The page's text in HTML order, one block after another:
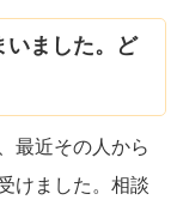
いました。ど
最近その人から
けました。相談